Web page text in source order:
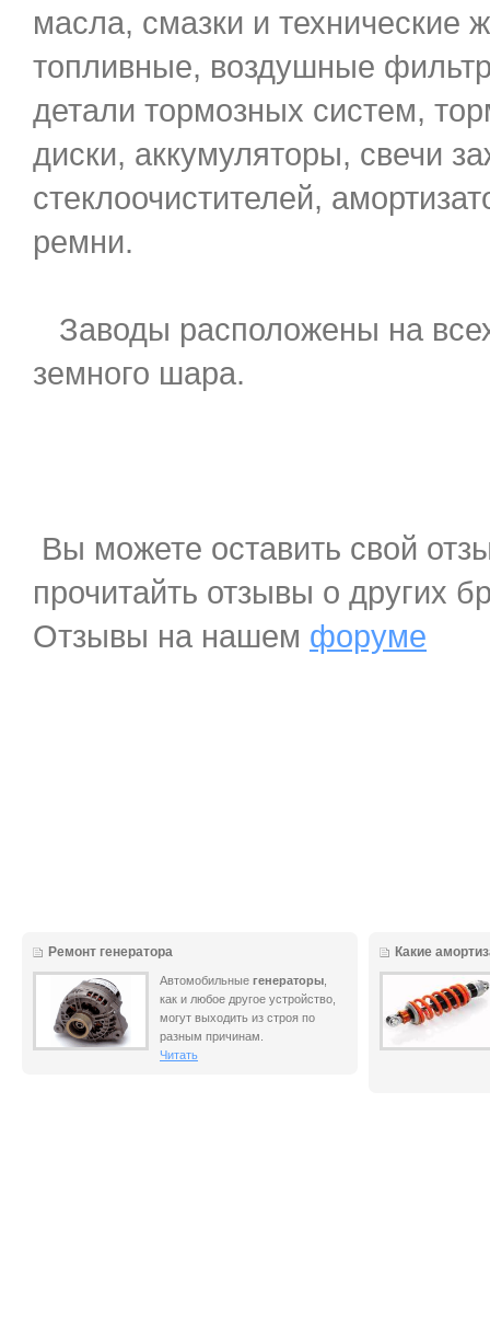
масла, смазки и технические
топливные, воздушные
детали тормозных систем,
диски, аккумуляторы, свечи
стеклоочистителей,
ремни.
Заводы расположены на
земного шара.
Вы можете оставить свой
прочитайть отзывы о других
Отзывы на нашем форуме
Ремонт генератора
Автомобильные генераторы
как и любое другое устройство,
могут выходить из строя по
разным причинам.
Читать
Какие